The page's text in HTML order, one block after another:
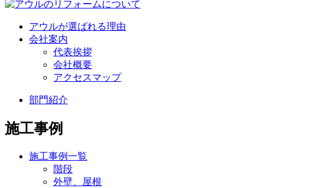
アウルが選ばれる理由
会社案内
代表挨拶
会社概要
アクセスマップ
部門紹介
施工事例
施工事例一覧
階段
外壁、屋根